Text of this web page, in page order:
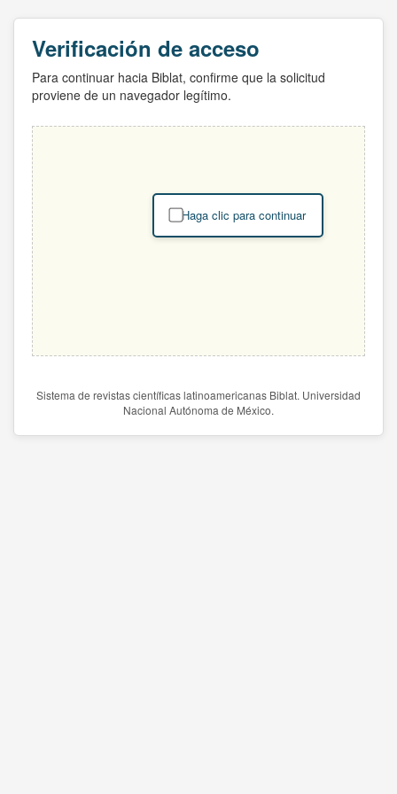
Verificación de acceso
Para continuar hacia Biblat, confirme que la solicitud
proviene de un navegador legítimo.
Haga clic para continuar
Sistema de revistas científicas latinoamericanas Biblat. Universidad
Nacional Autónoma de México.